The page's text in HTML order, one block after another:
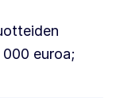
euroa;